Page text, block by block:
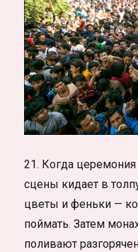
21. Когда церемония
сцены кидает в
цветы и феньки —
поймать. Затем
поливают